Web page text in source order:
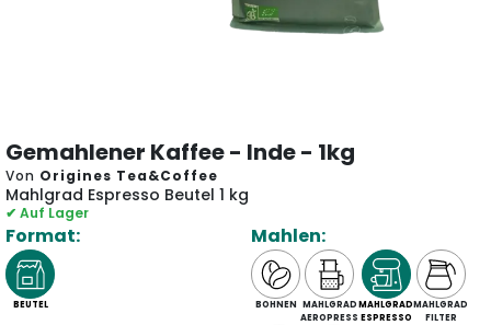
Gemahlener Kaffee - Inde - 1kg
Von Origines Tea&Coffee
Mahlgrad Espresso Beutel 1 kg
✔ Auf Lager
Format:
BEUTEL
Mahlen:
BOHNEN MAHLGRAD
AEROPRESS
MAHLGRAD
ESPRESSO
MAHLGRAD
FILTER